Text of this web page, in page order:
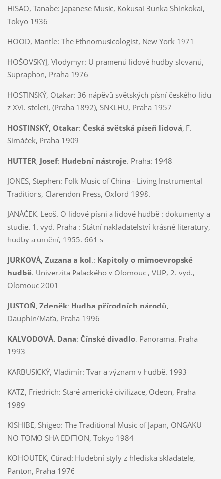
HISAO, Tanabe: Japanese Music, Kokusai Bunka Shinkokai,
Tokyo 1936
HOOD, Mantle: The Ethnomusicologist, New York 1971
HOŠOVSKYJ, Vlodymyr: U pramenů lidové hudby slovanů,
Supraphon, Praha 1976
HOSTINSKÝ, Otakar: 36 nápěvů světských písní českého lidu
z XVI. století, (Praha 1892), SNKLHU, Praha 1957
HOSTINSKÝ, Otakar: Česká světská píseň lidová, F.
Šimáček, Praha 1909
HUTTER, Josef: Hudební nástroje. Praha: 1948
JONES, Stephen: Folk Music of China - Living Instrumental
Traditions, Clarendon Press, Oxford 1998.
JANÁČEK, Leoš. O lidové písni a lidové hudbě : dokumenty a
studie. 1. vyd. Praha : Státní nakladatelství krásné literatury,
hudby a umění, 1955. 661 s
JURKOVÁ, Zuzana a kol.: Kapitoly o mimoevropské
hudbě. Univerzita Palackého v Olomouci, VUP, 2. vyd.,
Olomouc 2001
JUSTOŇ, Zdeněk: Hudba přírodních národů,
Dauphin/Maťa, Praha 1996
KALVODOVÁ, Dana: Čínské divadlo, Panorama, Praha
1993
KARBUSICKÝ, Vladimír: Tvar a význam v hudbě. 1993
KATZ, Friedrich: Staré americké civilizace, Odeon, Praha
1989
KISHIBE, Shigeo: The Traditional Music of Japan, ONGAKU
NO TOMO SHA EDITION, Tokyo 1984
KOHOUTEK, Ctirad: Hudební styly z hlediska skladatele,
Panton, Praha 1976